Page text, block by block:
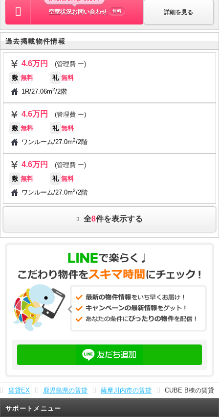
詳細を見る
空室状況お問い合わせ 無料
過去掲載物件情報
4.6万円
(管理費 ー)
敷 無料 礼 無料
1R/27.06m2/2階
4.6万円
(管理費 ー)
敷 無料 礼 無料
ワンルーム/27.0m2/2階
4.6万円
(管理費 ー)
敷 無料 礼 無料
ワンルーム/27.0m2/2階
全8件を表示する
賃貸EX 鹿児島県の賃貸 薩摩川内市の賃貸 CUBE B棟の賃貸
サポートメニュー